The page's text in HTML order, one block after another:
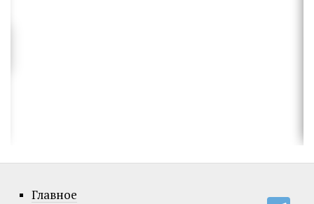
Главное